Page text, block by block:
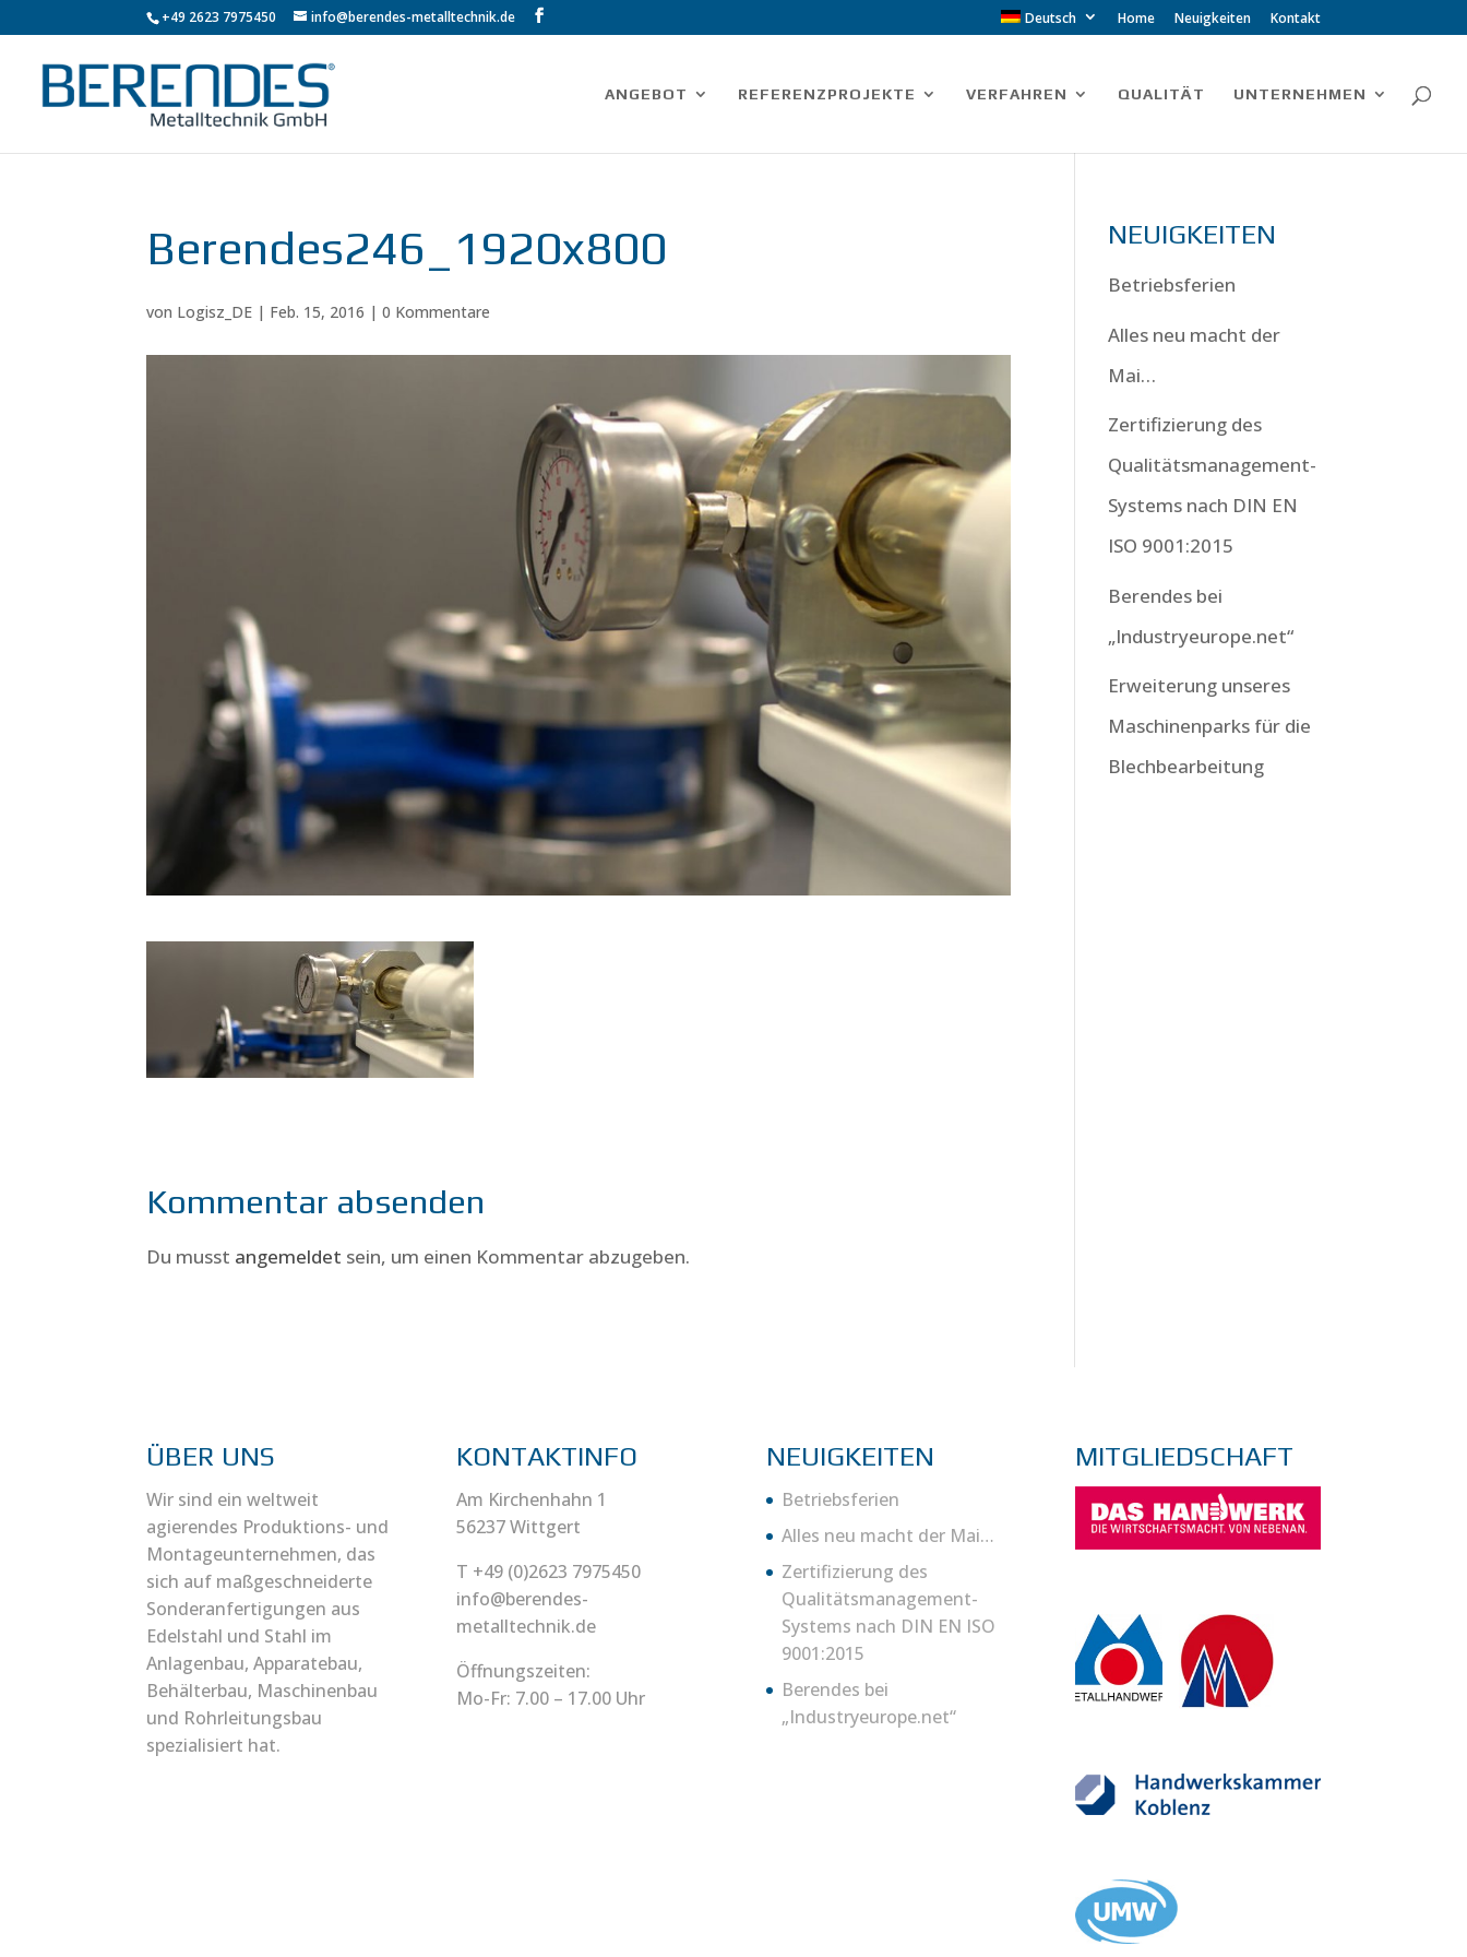
+49 2623 7975450 info@berendes-metalltechnik.de Deutsch Home Neuigkeiten Kontakt
ANGEBOT REFERENZPROJEKTE VERFAHREN QUALITÄT UNTERNEHMEN
Berendes246_1920x800
von Logisz_DE | Feb. 15, 2016 |0 Kommentare
Kommentar absenden
Du musst angemeldet sein, um einen Kommentar abzugeben.
NEUIGKEITEN
Betriebsferien
Alles neu macht der
Mai…
Zertifizierung des
Qualitätsmanagement-
Systems nach DIN EN
ISO 9001:2015
Berendes bei
„Industryeurope.net“
Erweiterung unseres
Maschinenparks für die
Blechbearbeitung
ÜBER UNS
Wir sind ein weltweit
agierendes Produktions- und
Montageunternehmen, das
sich auf maßgeschneiderte
Sonderanfertigungen aus
Edelstahl und Stahl im
Anlagenbau, Apparatebau,
Behälterbau, Maschinenbau
und Rohrleitungsbau
spezialisiert hat.
KONTAKTINFO
Am Kirchenhahn 1
56237 Wittgert
T +49 (0)2623 7975450
info@berendes-
metalltechnik.de
Öffnungszeiten:
Mo-Fr: 7.00 – 17.00 Uhr
NEUIGKEITEN
Betriebsferien
Alles neu macht der Mai…
Zertifizierung des
Qualitätsmanagement-
Systems nach DIN EN ISO
9001:2015
Berendes bei
„Industryeurope.net“
MITGLIEDSCHAFT